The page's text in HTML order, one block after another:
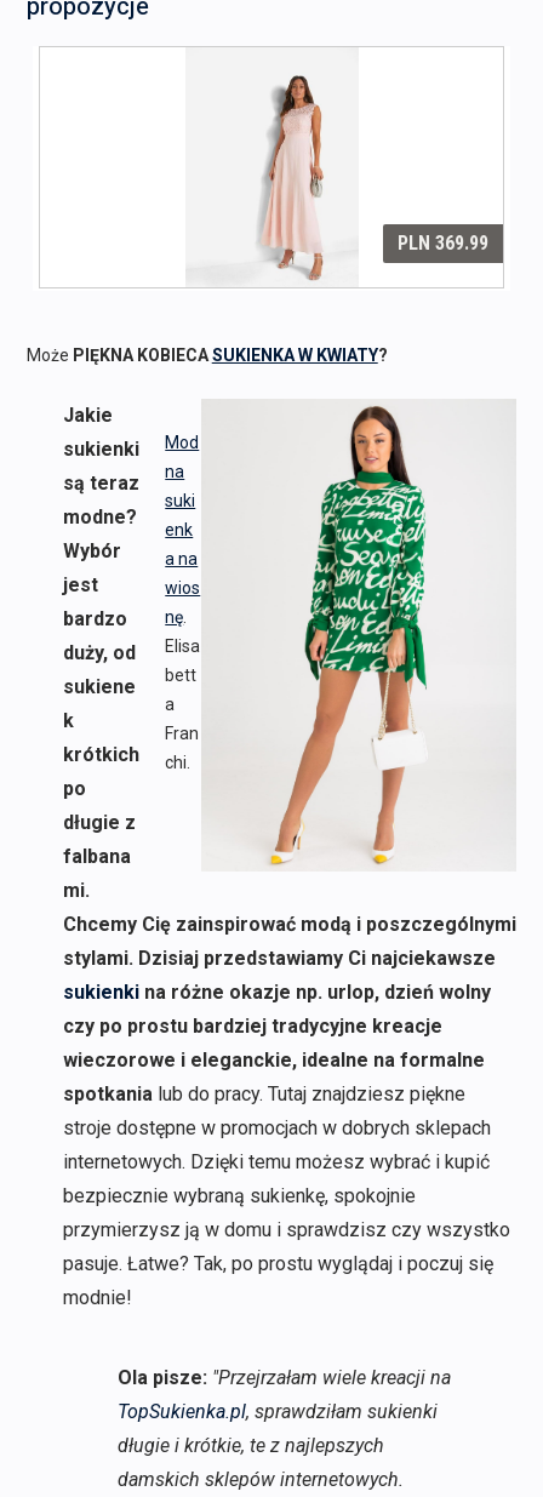
Może PIĘKNA KOBIECASUKIENKA W KWIATY?
Mod
na
suki
enk
a na
wios
nę.
Elisa
bett
a
Fran
chi.
Jakie
sukienki
są teraz
modne?
Wybór
jest
bardzo
duży, od
sukiene
k
krótkich
po
długie z
falbana
mi.
Chcemy Cię zainspirować modą i poszczególnymi
stylami. Dzisiaj przedstawiamy Ci najciekawsze
sukienkina różne okazje np. urlop, dzień wolny
czy po prostu bardziej tradycyjne kreacje
wieczorowe i eleganckie, idealne na formalne
spotkanialub do pracy. Tutaj znajdziesz piękne
stroje dostępne w promocjach w dobrych sklepach
internetowych. Dzięki temu możesz wybrać i kupić
bezpiecznie wybraną sukienkę, spokojnie
przymierzysz ją w domu i sprawdzisz czy wszystko
pasuje. Łatwe? Tak, po prostu wyglądaj i poczuj się
modnie!
Ola pisze: "Przejrzałam wiele kreacji na
TopSukienka.pl, sprawdziłam sukienki
długie i krótkie, te z najlepszych
damskich sklepów internetowych.